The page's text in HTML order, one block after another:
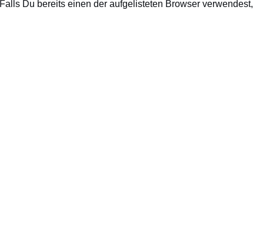
Falls Du bereits einen der aufgelisteten Browser